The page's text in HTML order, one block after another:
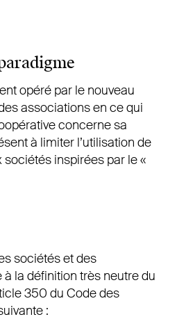
opéré par le nouveau
associations en ce qui
concerne sa
à limiter l’utilisation de
inspirées par le «
sociétés et des
la définition très neutre du
350 du Code des
: